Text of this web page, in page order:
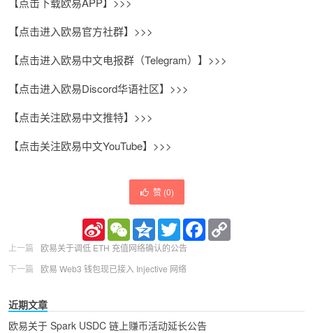
【点击进入欧易官方社群】>>>
【点击进入欧易中文电报群（Telegram）】>>>
【点击进入欧易Discord华语社区】>>>
【点击关注欧易中文推特】>>>
【点击关注欧易中文YouTube】>>>
赞 (0)
Sina
Weibo
WeChatQzoneTwitterFacebook
上一篇
欧易关于调低 ETH 充值网络确认的公告
下一篇
欧易 Web3 钱包现已接入 Injective 网络
近期文章
欧易关于 Spark USDC 链上赚币活动延长公告